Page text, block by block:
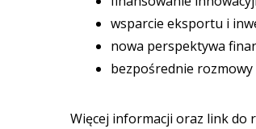
wsparcie eksportu i
nowa perspektywa
bezpośrednie
Więcej informacji oraz link